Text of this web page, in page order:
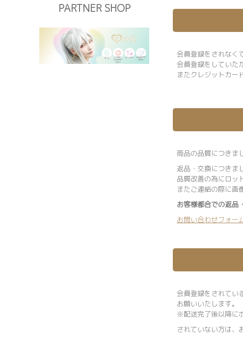
PARTNER SHOP
会員登録をされなく
会員登録をしていた
またクレジットカー
商品の品質につきま
返品・交換につきま
品質改善の為にロッ
またご連絡の際に画
お客様都合での返品
お問い合わせフォー
会員登録をされてい
お願いいたします。
※配送完了後以降に
されていない方は、